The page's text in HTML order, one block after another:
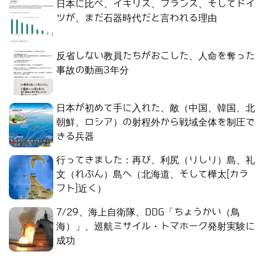
日本に比べ、イギリス、フランス、そしてドイ
ツが、まだ石器時代だと言われる理由
反省しない教員たちがおこした、人命を奪った
事故の動画3年分
日本が初めて手に入れた、敵（中国、韓国、北
朝鮮、ロシア）の射程外から戦域全体を制圧で
きる兵器
行ってきました：再び、利尻（りしり）島、礼
文（れぶん）島へ（北海道、そして樺太[カラ
フト]近く）
7/29、海上自衛隊、DDG「ちょうかい（鳥
海）」、巡航ミサイル・トマホーク発射実験に
成功